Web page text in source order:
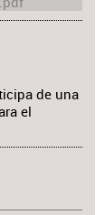
de una
el